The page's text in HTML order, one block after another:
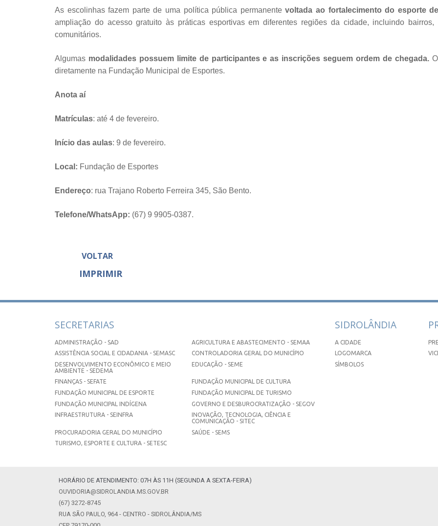
As escolinhas fazem parte de uma política pública permanentevoltada ao fortalecimento do esporte
ampliação do acesso gratuito às práticas esportivas em diferentes regiões da cidade, incluindo
comunitários.
Algumas modalidades possuem limite de participantes e as inscrições seguem ordem de chegada.
diretamente na Fundação Municipal de Esportes.
Anota aí
Matrículas: até 4 de fevereiro.
Início das aulas: 9 de fevereiro.
Local: Fundação de Esportes
Endereço: rua Trajano Roberto Ferreira 345, São Bento.
Telefone/WhatsApp: (67) 9 9905-0387.
VOLTAR
IMPRIMIR
SECRETARIAS
ADMINISTRAÇÃO - SAD
AGRICULTURA E ABASTECIMENTO - SEMAA
ASSISTÊNCIA SOCIAL E CIDADANIA - SEMASC
CONTROLADORIA GERAL DO MUNICÍPIO
DESENVOLVIMENTO ECONÔMICO E MEIO
AMBIENTE - SEDEMA
EDUCAÇÃO - SEME
FINANÇAS - SEFATE
FUNDAÇÃO MUNICIPAL DE CULTURA
FUNDAÇÃO MUNICIPAL DE ESPORTE
FUNDAÇÃO MUNICIPAL DE TURISMO
FUNDAÇÃO MUNICIPAL INDÍGENA
GOVERNO E DESBUROCRATIZAÇÃO - SEGOV
INFRAESTRUTURA - SEINFRA
INOVAÇÃO, TECNOLOGIA, CIÊNCIA E
COMUNICAÇÃO - SITEC
PROCURADORIA GERAL DO MUNICÍPIO
SAÚDE - SEMS
TURISMO, ESPORTE E CULTURA - SETESC
SIDROLÂNDIA
A CIDADE
LOGOMARCA
SÍMBOLOS
HORÁRIO DE ATENDIMENTO: 07H ÀS 11H (SEGUNDA A SEXTA-FEIRA)
OUVIDORIA@SIDROLANDIA.MS.GOV.BR
(67) 3272-8745
RUA SÃO PAULO, 964 - CENTRO - SIDROLÂNDIA/MS